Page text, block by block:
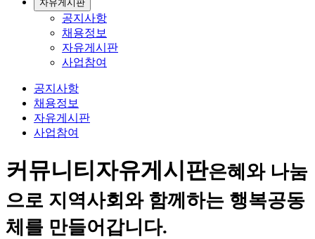
자유게시판
공지사항
채용정보
자유게시판
사업참여
공지사항
채용정보
자유게시판
사업참여
커뮤니티자유게시판은혜와 나눔
으로 지역사회와 함께하는 행복공동
체를 만들어갑니다.